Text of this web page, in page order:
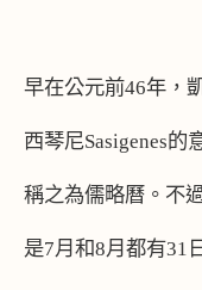
早在公元前46年，
西琴尼Sasigenes的
稱之為儒略曆。不
是7月和8月都有31